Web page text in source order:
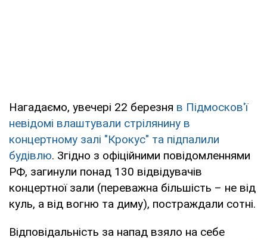
Нагадаємо, увечері 22 березня в Підмосков'ї
невідомі влаштували стрілянину в
концертному залі "Крокус" та підпалили
будівлю. Згідно з офіційними повідомленнями
РФ, загинули понад 130 відвідувачів
концертної зали (переважна більшість – не від
куль, а від вогню та диму), постраждали сотні.
Відповідальність за напад взяло на себе